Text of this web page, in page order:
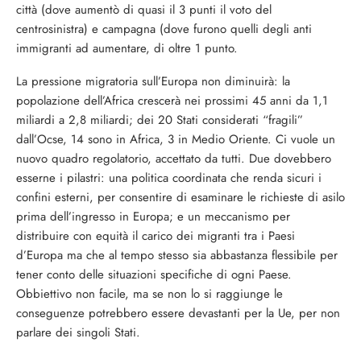
città (dove aumentò di quasi il 3 punti il voto del
centrosinistra) e campagna (dove furono quelli degli anti
immigranti ad aumentare, di oltre 1 punto.
La pressione migratoria sull’Europa non diminuirà: la
popolazione dell’Africa crescerà nei prossimi 45 anni da 1,1
miliardi a 2,8 miliardi; dei 20 Stati considerati “fragili”
dall’Ocse, 14 sono in Africa, 3 in Medio Oriente. Ci vuole un
nuovo quadro regolatorio, accettato da tutti. Due dovebbero
esserne i pilastri: una politica coordinata che renda sicuri i
confini esterni, per consentire di esaminare le richieste di asilo
prima dell’ingresso in Europa; e un meccanismo per
distribuire con equità il carico dei migranti tra i Paesi
d’Europa ma che al tempo stesso sia abbastanza flessibile per
tener conto delle situazioni specifiche di ogni Paese.
Obbiettivo non facile, ma se non lo si raggiunge le
conseguenze potrebbero essere devastanti per la Ue, per non
parlare dei singoli Stati.